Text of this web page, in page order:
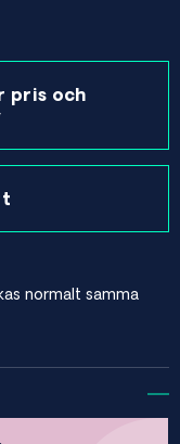
pris och
normalt samma